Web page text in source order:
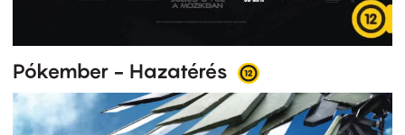
Pókember - Hazatérés